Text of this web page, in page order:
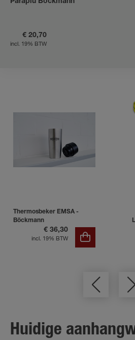
Paraplu Böckmann
€ 20,70
incl. 19% BTW
Thermosbeker EMSA -
Böckmann
€ 36,30
incl. 19% BTW
Huidige